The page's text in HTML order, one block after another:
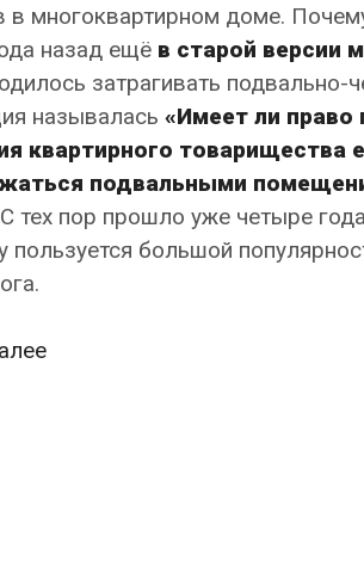
в многоквартирном доме.
назад ещё в старой версии
затрагивать подвально-
называлась «Имеет ли право
квартирного товарищества
подвальными
тех пор прошло уже четыре
пользуется большой
Квартирособственник: